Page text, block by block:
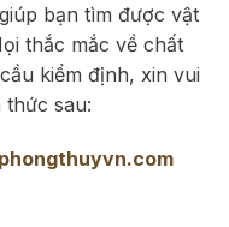
bạn tìm được vật
thắc mắc về chất
kiểm định, xin vui
thức sau: